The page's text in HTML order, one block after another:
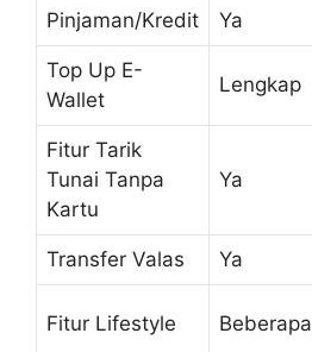
Pinjaman/Kredit Ya
Top Up E-
Wallet
Lengkap
Fitur Tarik
Tunai Tanpa
Kartu
Ya
Transfer Valas Ya
Fitur Lifestyle Beberapa